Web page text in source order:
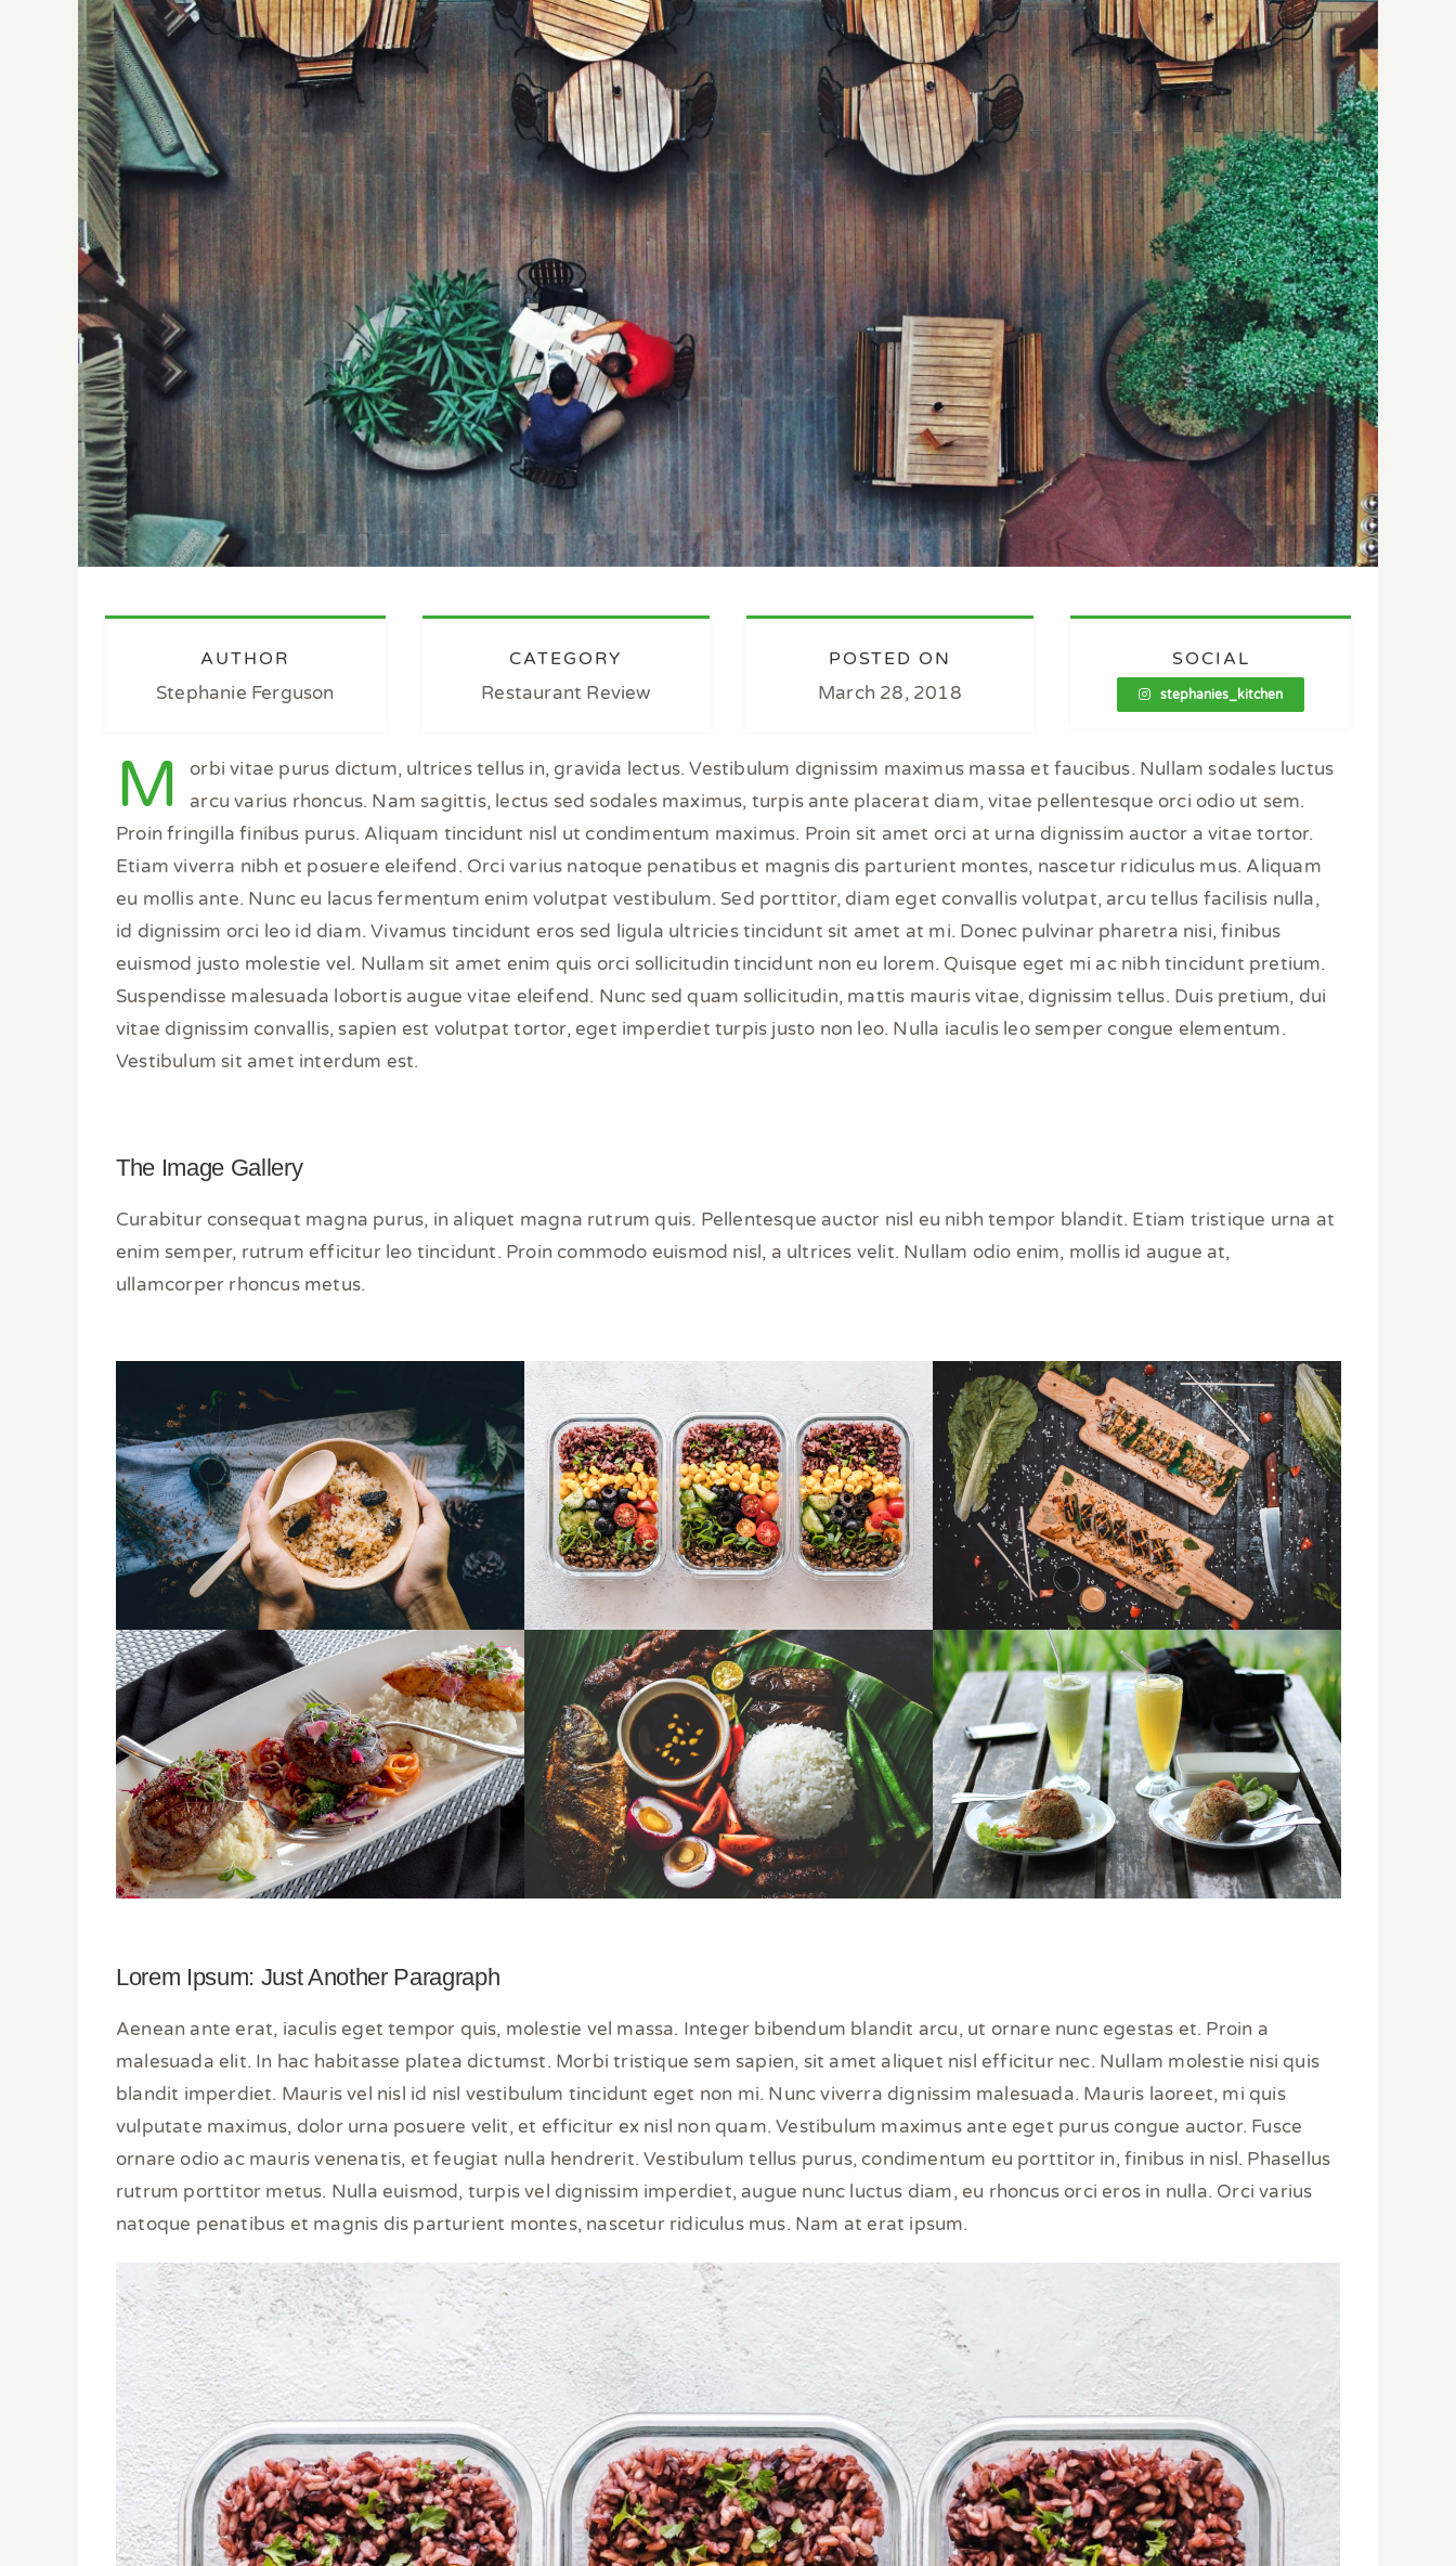
AUTHOR
Stephanie Ferguson
CATEGORY
Restaurant Review
POSTED ON
March 28, 2018
SOCIAL
stephanies_kitchen
M
orbi vitae purus dictum, ultrices tellus in, gravida lectus. Vestibulum dignissim maximus massa et faucibus. Nullam sodales luctus
arcu varius rhoncus. Nam sagittis, lectus sed sodales maximus, turpis ante placerat diam, vitae pellentesque orci odio ut sem.
Proin fringilla finibus purus. Aliquam tincidunt nisl ut condimentum maximus. Proin sit amet orci at urna dignissim auctor a vitae tortor.
Etiam viverra nibh et posuere eleifend. Orci varius natoque penatibus et magnis dis parturient montes, nascetur ridiculus mus. Aliquam
eu mollis ante. Nunc eu lacus fermentum enim volutpat vestibulum. Sed porttitor, diam eget convallis volutpat, arcu tellus facilisis nulla,
id dignissim orci leo id diam. Vivamus tincidunt eros sed ligula ultricies tincidunt sit amet at mi. Donec pulvinar pharetra nisi, finibus
euismod justo molestie vel. Nullam sit amet enim quis orci sollicitudin tincidunt non eu lorem. Quisque eget mi ac nibh tincidunt pretium.
Suspendisse malesuada lobortis augue vitae eleifend. Nunc sed quam sollicitudin, mattis mauris vitae, dignissim tellus. Duis pretium, dui
vitae dignissim convallis, sapien est volutpat tortor, eget imperdiet turpis justo non leo. Nulla iaculis leo semper congue elementum.
Vestibulum sit amet interdum est.
The Image Gallery
Curabitur consequat magna purus, in aliquet magna rutrum quis. Pellentesque auctor nisl eu nibh tempor blandit. Etiam tristique urna at
enim semper, rutrum efficitur leo tincidunt. Proin commodo euismod nisl, a ultrices velit. Nullam odio enim, mollis id augue at,
ullamcorper rhoncus metus.
Lorem Ipsum: Just Another Paragraph
Aenean ante erat, iaculis eget tempor quis, molestie vel massa. Integer bibendum blandit arcu, ut ornare nunc egestas et. Proin a
malesuada elit. In hac habitasse platea dictumst. Morbi tristique sem sapien, sit amet aliquet nisl efficitur nec. Nullam molestie nisi quis
blandit imperdiet. Mauris vel nisl id nisl vestibulum tincidunt eget non mi. Nunc viverra dignissim malesuada. Mauris laoreet, mi quis
vulputate maximus, dolor urna posuere velit, et efficitur ex nisl non quam. Vestibulum maximus ante eget purus congue auctor. Fusce
ornare odio ac mauris venenatis, et feugiat nulla hendrerit. Vestibulum tellus purus, condimentum eu porttitor in, finibus in nisl. Phasellus
rutrum porttitor metus. Nulla euismod, turpis vel dignissim imperdiet, augue nunc luctus diam, eu rhoncus orci eros in nulla. Orci varius
natoque penatibus et magnis dis parturient montes, nascetur ridiculus mus. Nam at erat ipsum.